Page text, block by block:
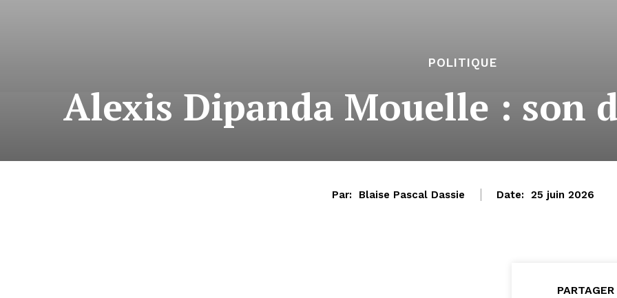
POLITIQUE
Alexis Dipanda Mouelle : son
Par: Blaise Pascal Dassie Date: 25 juin 2026
PARTAGER